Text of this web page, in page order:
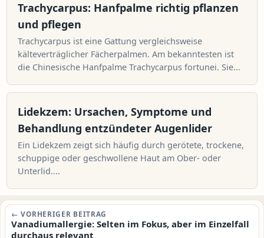
Trachycarpus: Hanfpalme richtig pflanzen
und pflegen
Trachycarpus ist eine Gattung vergleichsweise
kälteverträglicher Fächerpalmen. Am bekanntesten ist
die Chinesische Hanfpalme Trachycarpus fortunei. Sie...
Lidekzem: Ursachen, Symptome und
Behandlung entzündeter Augenlider
Ein Lidekzem zeigt sich häufig durch gerötete, trockene,
schuppige oder geschwollene Haut am Ober- oder
Unterlid....
Beitragsnavigation
← VORHERIGER BEITRAG
Vanadiumallergie: Selten im Fokus, aber im Einzelfall
durchaus relevant